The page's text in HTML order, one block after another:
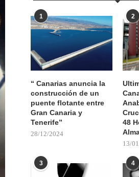
1
“ Canarias anuncia la
construcción de un
puente flotante entre
Gran Canaria y
Tenerife”
28/12/2024
2
48
13/
3 4